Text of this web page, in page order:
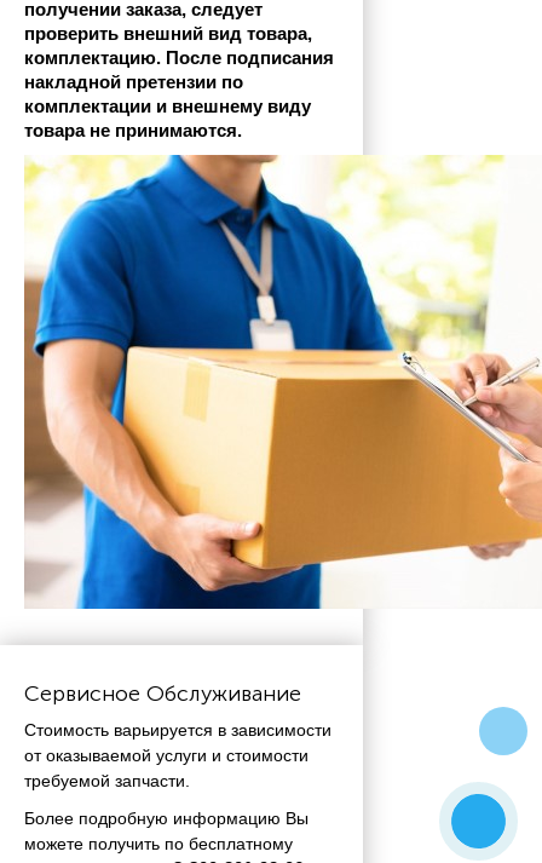
получении заказа, следует
проверить внешний вид товара,
комплектацию. После подписания
накладной претензии по
комплектации и внешнему виду
товара не принимаются.
Сервисное Обслуживание
Стоимость варьируется в зависимости
от оказываемой услуги и стоимости
требуемой запчасти.
Более подробную информацию Вы
можете получить по бесплатному